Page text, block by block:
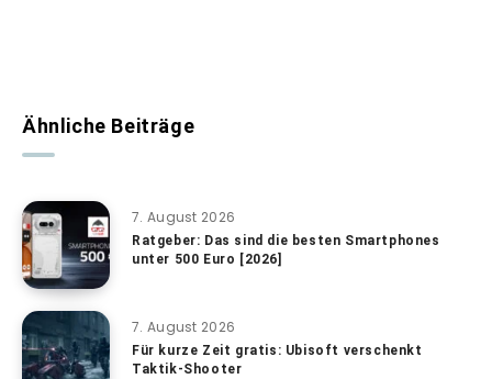
Ähnliche Beiträge
7. August 2026
Ratgeber: Das sind die besten Smartphones
unter 500 Euro [2026]
7. August 2026
Für kurze Zeit gratis: Ubisoft verschenkt
Taktik-Shooter